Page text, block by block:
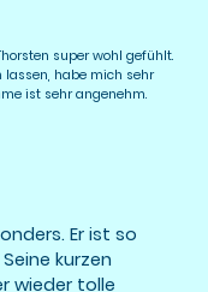
super wohl gefühlt.
lassen, habe mich sehr
ist sehr angenehm.
Er ist so
kurzen
wieder tolle